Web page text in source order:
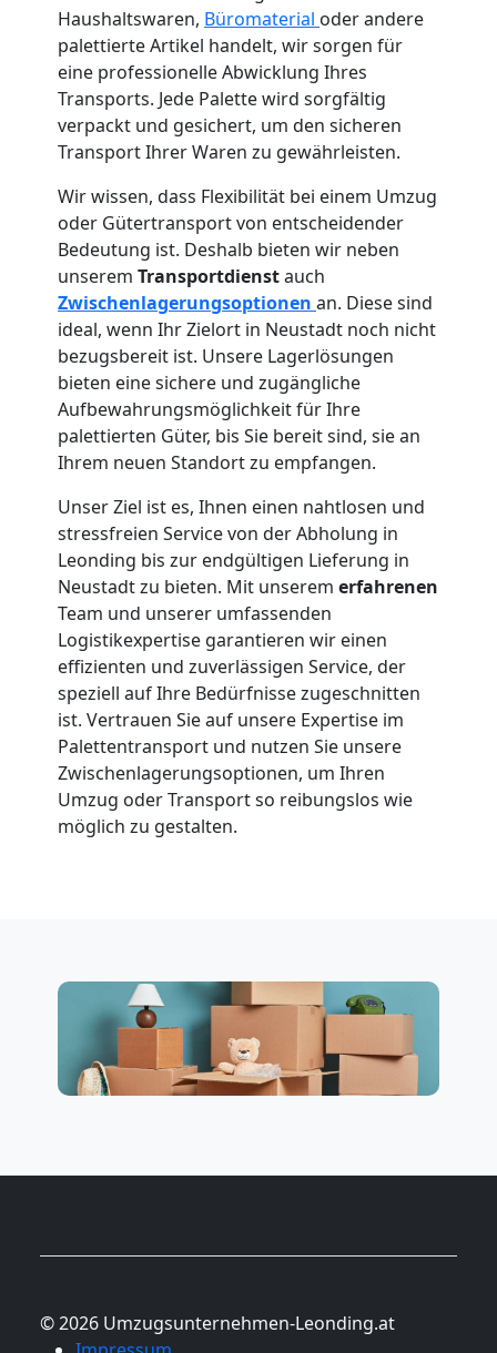
Haushaltswaren, Büromaterial oder andere
palettierte Artikel handelt, wir sorgen für
eine professionelle Abwicklung Ihres
Transports. Jede Palette wird sorgfältig
verpackt und gesichert, um den sicheren
Transport Ihrer Waren zu gewährleisten.
Wir wissen, dass Flexibilität bei einem Umzug
oder Gütertransport von entscheidender
Bedeutung ist. Deshalb bieten wir neben
unserem Transportdienstauch
Zwischenlagerungsoptionen an. Diese sind
ideal, wenn Ihr Zielort in Neustadt noch nicht
bezugsbereit ist. Unsere Lagerlösungen
bieten eine sichere und zugängliche
Aufbewahrungsmöglichkeit für Ihre
palettierten Güter, bis Sie bereit sind, sie an
Ihrem neuen Standort zu empfangen.
Unser Ziel ist es, Ihnen einen nahtlosen und
stressfreien Service von der Abholung in
Leonding bis zur endgültigen Lieferung in
Neustadt zu bieten. Mit unserem erfahrenen
Team und unserer umfassenden
Logistikexpertise garantieren wir einen
effizienten und zuverlässigen Service, der
speziell auf Ihre Bedürfnisse zugeschnitten
ist. Vertrauen Sie auf unsere Expertise im
Palettentransport und nutzen Sie unsere
Zwischenlagerungsoptionen, um Ihren
Umzug oder Transport so reibungslos wie
möglich zu gestalten.
© 2026 Umzugsunternehmen-Leonding.at